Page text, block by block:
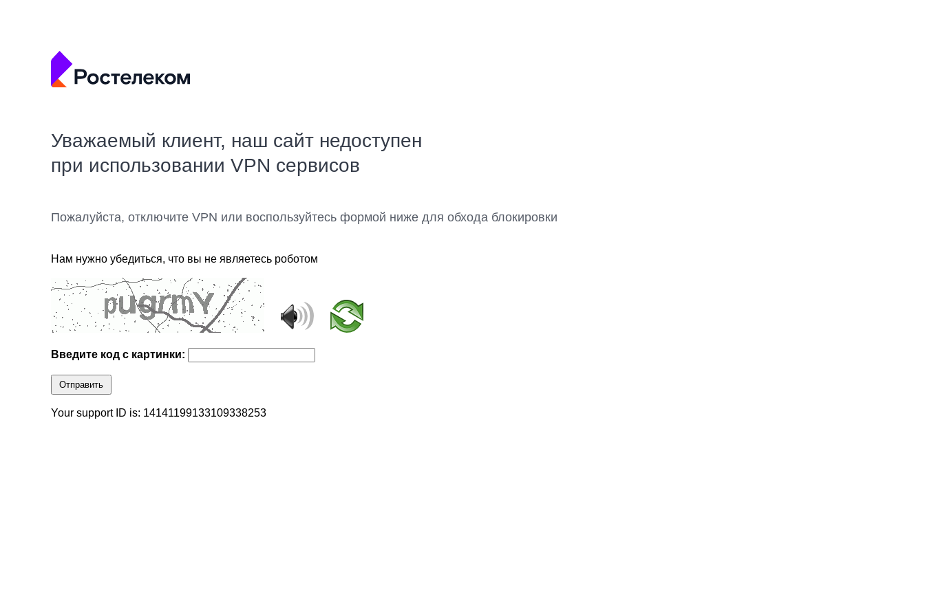
Уважаемый клиент, наш сайт недоступен
при использовании VPN сервисов
Пожалуйста, отключите VPN или воспользуйтесь формой ниже для обхода блокировки
Нам нужно убедиться, что вы не являетесь роботом
Введите код с картинки:
Отправить
Your support ID is: 14141199133109338253